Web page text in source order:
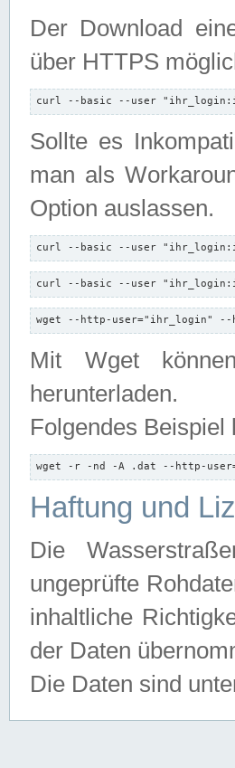
Der Download
über HTTPS
curl --basic --user
Sollte es
man als
Option auslassen.
curl --basic --user
curl --basic --user
wget --http-user="ihr_login" --
Mit Wget
herunterladen.
Folgendes
wget -r -nd -A .dat --http-
Haftung und
Die
ungeprüfte
inhaltliche
der Daten
Die Daten sind